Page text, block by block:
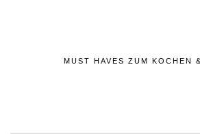
MUST HAVES ZUM KOCHEN